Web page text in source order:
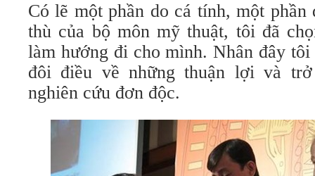
Có lẽ một phần do cá tính, một phần
thù của bộ môn mỹ thuật, tôi đã
làm hướng đi cho mình. Nhân đây
đôi điều về những thuận lợi và
nghiên cứu đơn độc.